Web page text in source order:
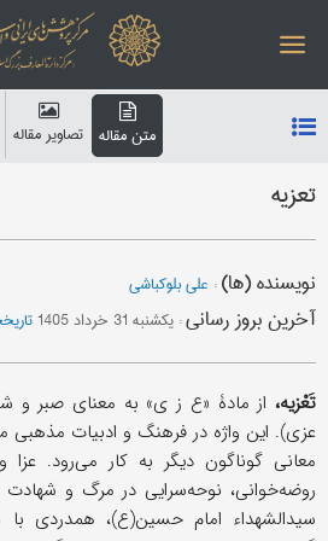
متن مقاله تصاویر مقاله
تعزیه
نویسنده (ها): علی بلوکباشی
آخرین بروز رسانی: یکشنبه 31 خرداد 1405
تَعْزیه، از مادۀ «ع ز ی» به معنای صبر و
عزی). این واژه در فرهنگ و ادبیات مذهبی
معانی گوناگون دیگر به کار می‌رود.
روضه‌خوانی، نوحه‌سرایی در مرگ و شهادت
سیدالشهداء امام حسین(ع)، همدردی